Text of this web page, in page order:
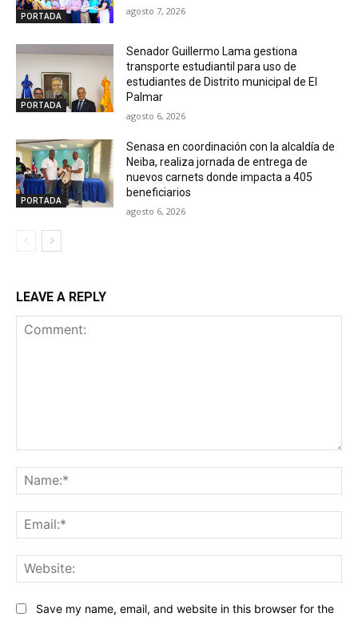
PORTADA agosto 7, 2026
PORTADA
Senador Guillermo Lama gestiona
transporte estudiantil para uso de
estudiantes de Distrito municipal de El
Palmar
agosto 6, 2026
PORTADA
Senasa en coordinación con la alcaldía de
Neiba, realiza jornada de entrega de
nuevos carnets donde impacta a 405
beneficiarios
agosto 6, 2026
LEAVE A REPLY
Save my name, email, and website in this browser for the